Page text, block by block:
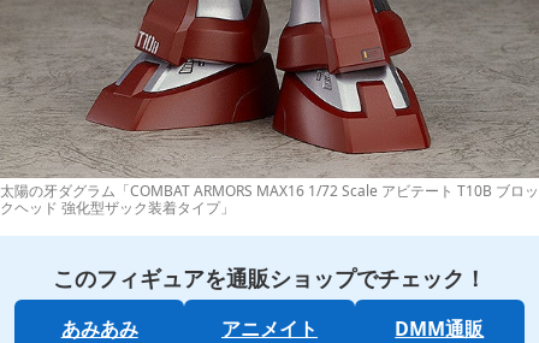
太陽の牙ダグラム「COMBAT ARMORS MAX16 1/72 Scale アビテート T10B ブロッ
クヘッド 強化型ザック装着タイプ」
このフィギュアを通販ショップでチェック！
あみあみ アニメイト DMM通販